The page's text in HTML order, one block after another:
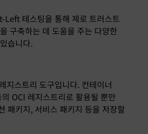
Left 테스팅을 통해 제로 트러스트
구축하는 데 도움을 주는 다양한
습니다.
지스트리 도구입니다. 컨테이너
OCI 레지스트리로 활용될 뿐만
패키지, 서비스 패키지 등을 저장할